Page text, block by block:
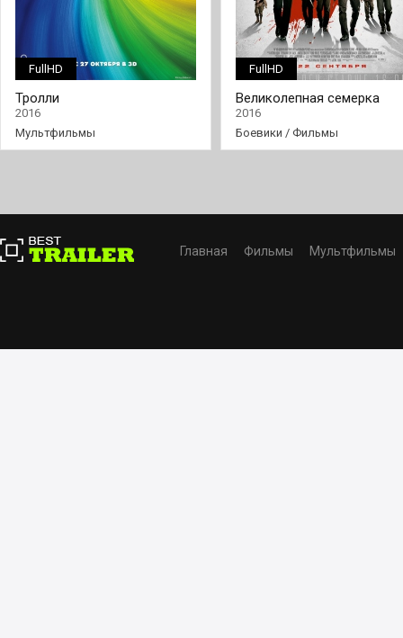
FullHD
Тролли
2016
Мультфильмы
FullHD
Великолепная семерка
2016
Боевики / Фильмы
Главная Фильмы Мультфильмы